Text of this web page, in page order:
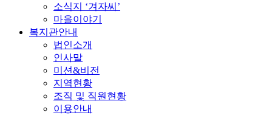
소식지 ‘겨자씨’
마을이야기
복지관안내
법인소개
인사말
미션&비전
지역현황
조직 및 직원현황
이용안내